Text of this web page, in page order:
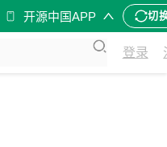
开源中国APP 切
登录